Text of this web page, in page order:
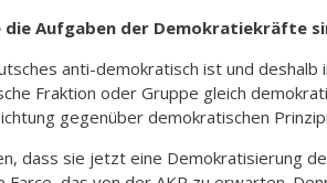
die Aufgaben der Demokratiekräfte
anti-demokratisch ist und
Fraktion oder Gruppe gleich
gegenüber demokratischen
dass sie jetzt eine Demokratisierung